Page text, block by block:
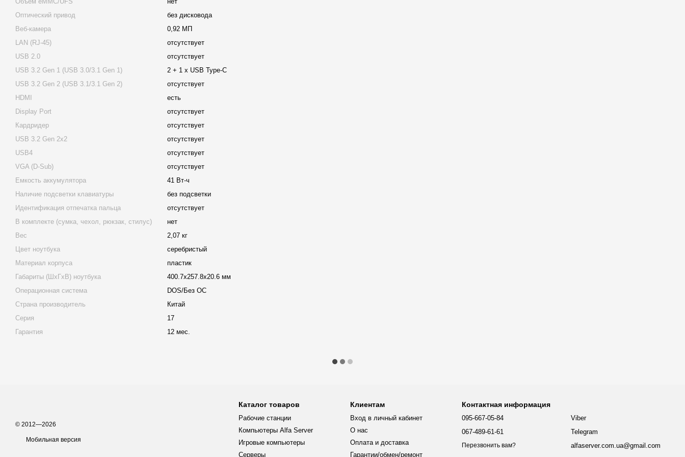
Оптический привод
без дисковода
Веб-камера
0,92 МП
LAN (RJ-45)
отсутствует
USB 2.0
отсутствует
USB 3.2 Gen 1 (USB 3.0/3.1 Gen 1)
2 + 1 x USB Type-C
USB 3.2 Gen 2 (USB 3.1/3.1 Gen 2)
отсутствует
HDMI
есть
Display Port
отсутствует
Кардридер
отсутствует
USB 3.2 Gen 2x2
отсутствует
USB4
отсутствует
VGA (D-Sub)
отсутствует
Емкость аккумулятора
41 Вт-ч
Наличие подсветки клавиатуры
без подсветки
Идентификация отпечатка пальца
отсутствует
В комплекте (сумка, чехол, рюкзак, стилус)
нет
Вес
2,07 кг
Цвет ноутбука
серебристый
Материал корпуса
пластик
Габариты (ШхГхВ) ноутбука
400.7х257.8х20.6 мм
Операционная система
DOS/Без ОС
Страна производитель
Китай
Серия
17
Гарантия
12 мес.
© 2012—2026
Мобильная версия
Каталог товаров
Рабочие станции
Компьютеры Alfa Server
Игровые компьютеры
Серверы
Клиентам
Вход в личный кабинет
О нас
Оплата и доставка
Гарантии/обмен/ремонт
Контактная информация
095-667-05-84
067-489-61-61
Перезвонить вам?
Viber
Telegram
alfaserver.com.ua@gmail.com